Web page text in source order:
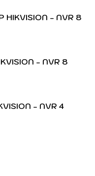
- NVR 8
- NVR 8
- NVR 4